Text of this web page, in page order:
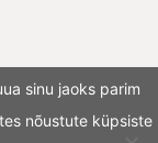
sinu jaoks parim
nõustute küpsiste